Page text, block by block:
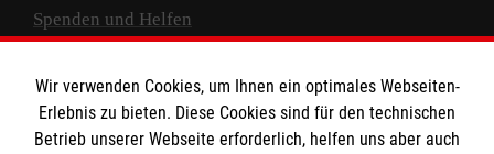
Spenden und Helfen
Empfänger: Malteser Hilfsdienst e.V.
IBAN: DE10 3706 0120 1201 2000 12
Wir verwenden Cookies, um Ihnen ein optimales Webseiten-
Erlebnis zu bieten. Diese Cookies sind für den technischen
Betrieb unserer Webseite erforderlich, helfen uns aber auch